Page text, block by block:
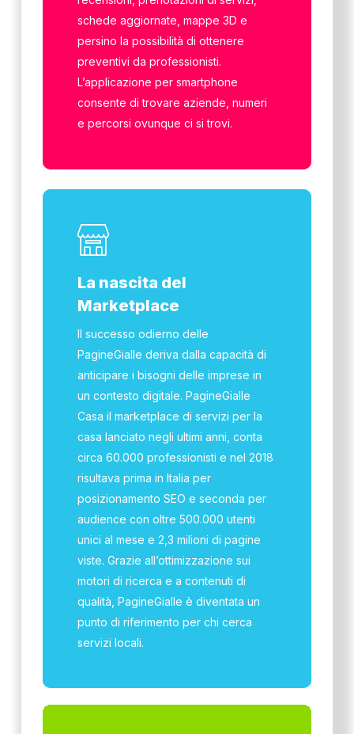
schede aggiornate, mappe 3D e
persino la possibilità di ottenere
preventivi da professionisti.
L’applicazione per smartphone
consente di trovare aziende, numeri
e percorsi ovunque ci si trovi.
La nascita del
Marketplace
Il successo odierno delle
PagineGialle deriva dalla capacità di
anticipare i bisogni delle imprese in
un contesto digitale. PagineGialle
Casa il marketplace di servizi per la
casa lanciato negli ultimi anni, conta
circa 60.000 professionisti e nel 2018
risultava prima in Italia per
posizionamento SEO e seconda per
audience con oltre 500.000 utenti
unici al mese e 2,3 milioni di pagine
viste. Grazie all’ottimizzazione sui
motori di ricerca e a contenuti di
qualità, PagineGialle è diventata un
punto di riferimento per chi cerca
servizi locali.